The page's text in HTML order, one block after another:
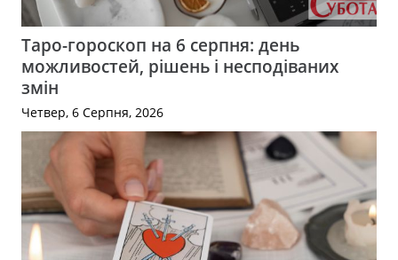
Таро-гороскоп на 6 серпня: день
можливостей, рішень і несподіваних
змін
Четвер, 6 Серпня, 2026